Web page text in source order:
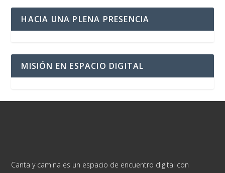
HACIA UNA PLENA PRESENCIA
MISIÓN EN ESPACIO DIGITAL
Canta y camina es un espacio de encuentro digital con